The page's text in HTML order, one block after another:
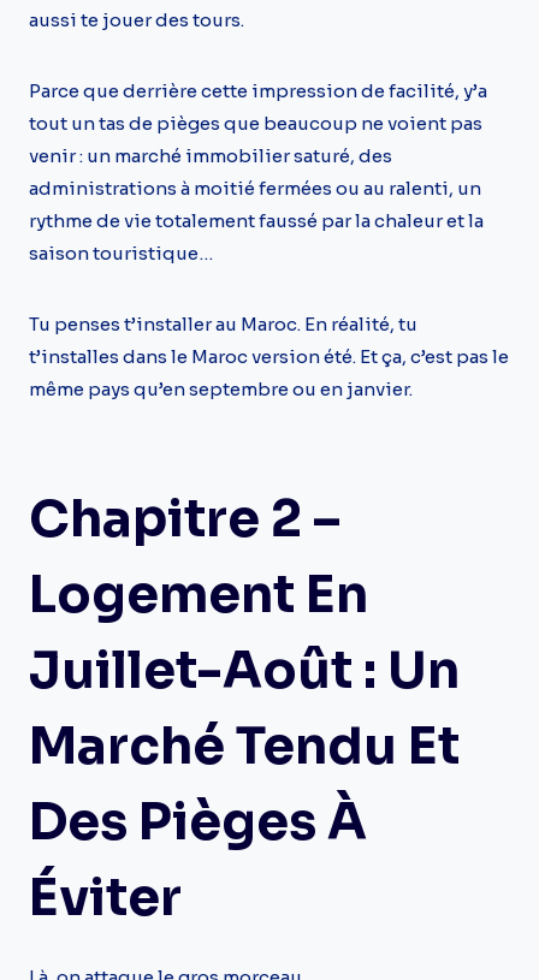
aussi te jouer des tours.
Parce que derrière cette impression de facilité, y’a
tout un tas de pièges que beaucoup ne voient pas
venir : un marché immobilier saturé, des
administrations à moitié fermées ou au ralenti, un
rythme de vie totalement faussé par la chaleur et la
saison touristique…
Tu penses t’installer au Maroc. En réalité, tu
t’installes dans le Maroc version été. Et ça, c’est pas le
même pays qu’en septembre ou en janvier.
Chapitre 2 –
Logement En
Juillet-Août : Un
Marché Tendu Et
Des Pièges À
Éviter